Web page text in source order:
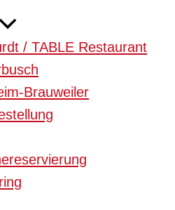
/ TABLE Restaurant
Brauweiler